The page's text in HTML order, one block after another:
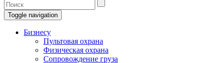
Toggle navigation
Бизнесу
Пультовая охрана
Физическая охрана
Сопровождение груза